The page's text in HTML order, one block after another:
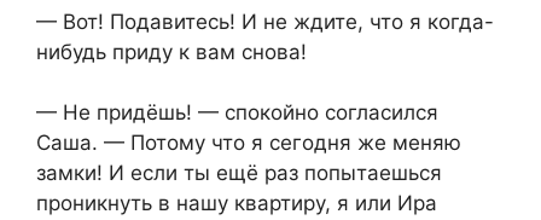
— Вот! Подавитесь! И не ждите, что я когда-
нибудь приду к вам снова!
— Не придёшь! — спокойно согласился
Саша. — Потому что я сегодня же меняю
замки! И если ты ещё раз попытаешься
проникнуть в нашу квартиру, я или Ира